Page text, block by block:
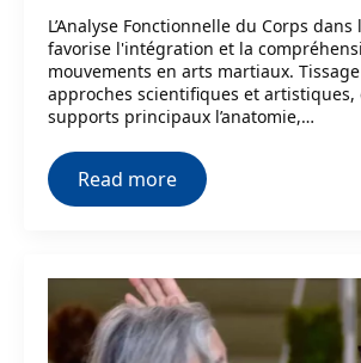
L’Analyse Fonctionnelle du Corps
favorise l'intégration et la
mouvements en arts martiaux.
approches scientifiques et artistiques,
supports principaux l’anatomie,…
Read more